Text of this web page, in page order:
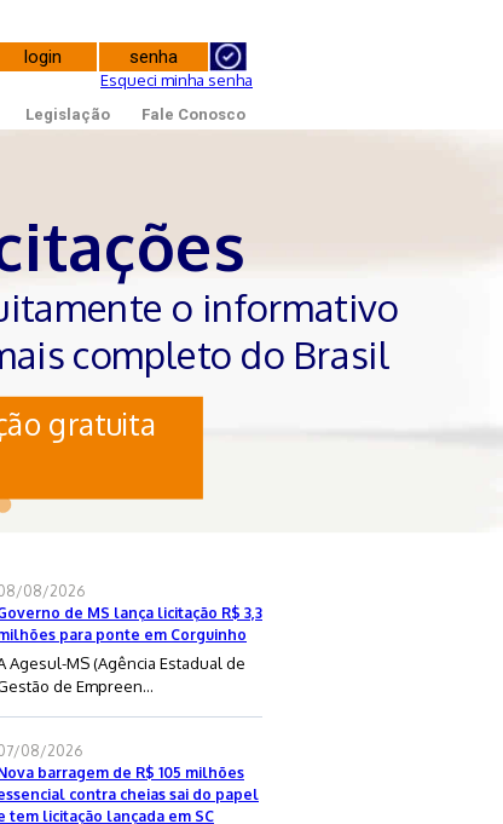
Esqueci minha senha
Legislação Fale Conosco
o informativo
completo do Brasil
gratuita
08/2026
de MS lança licitação R$ 3,3
para ponte em Corguinho
Agesul-MS (Agência Estadual de
de Empreen...
08/2026
barragem de R$ 105 milhões
contra cheias sai do papel
tem licitação lançada em SC